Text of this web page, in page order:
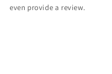
even provide a review.